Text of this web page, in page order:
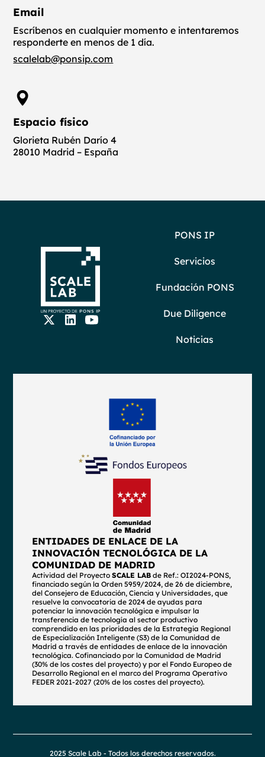
Email
Escríbenos en cualquier momento e intentaremos
responderte en menos de 1 día.
scalelab@ponsip.com
Espacio físico
Glorieta Rubén Darío 4
28010 Madrid – España
PONS IP
Servicios
Fundación PONS
Due Diligence
Noticias
ENTIDADES DE ENLACE DE LA
INNOVACIÓN TECNOLÓGICA DE LA
COMUNIDAD DE MADRID
Actividad del ProyectoSCALE LAB de Ref.: OI2024-PONS,
financiado según la Orden 5959/2024, de 26 de diciembre,
del Consejero de Educación, Ciencia y Universidades, que
resuelve la convocatoria de 2024 de ayudas para
potenciar la innovación tecnológica e impulsar la
transferencia de tecnología al sector productivo
comprendido en las prioridades de la Estrategia Regional
de Especialización Inteligente (S3) de la Comunidad de
Madrid a través de entidades de enlace de la innovación
tecnológica. Cofinanciado por la Comunidad de Madrid
(30% de los costes del proyecto) y por el Fondo Europeo de
Desarrollo Regional en el marco del Programa Operativo
FEDER 2021-2027 (20% de los costes del proyecto).
2025 Scale Lab - Todos los derechos reservados.